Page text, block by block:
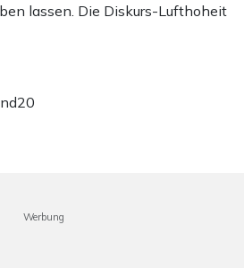
lassen. Die Diskurs-Lufthoheit
Werbung